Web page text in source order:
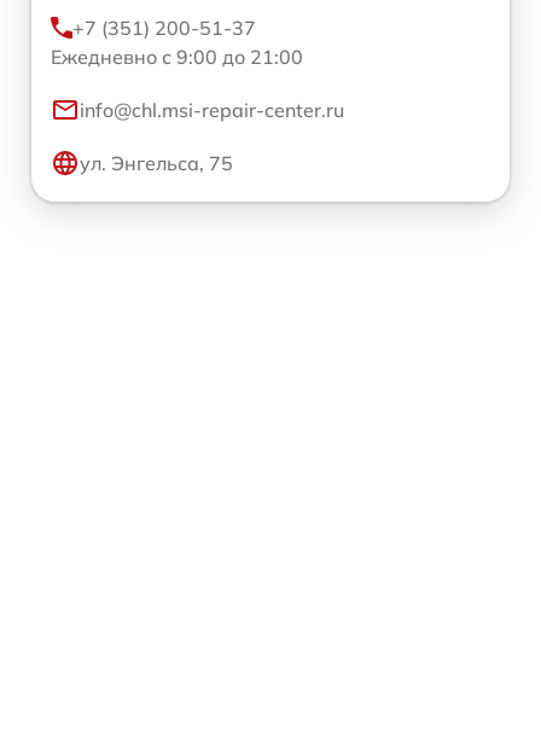
+7 (351) 200-51-37
Ежедневно с 9:00 до 21:00
info@chl.msi-repair-center.ru
ул. Энгельса, 75